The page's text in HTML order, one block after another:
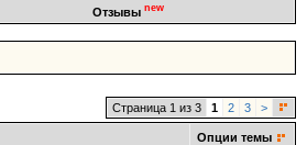
Отзывы new
Страница 1 из 3 1 2 3 >
Опции темы